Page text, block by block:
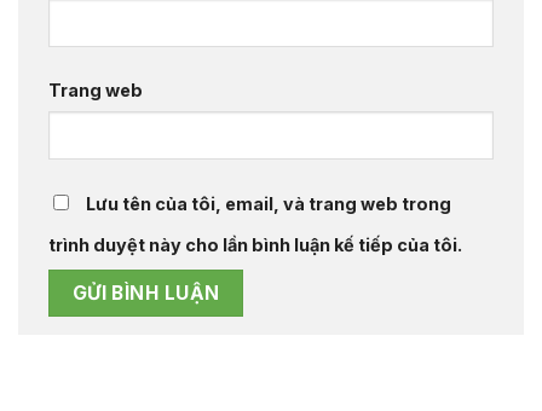
Trang web
Lưu tên của tôi, email, và trang web trong
trình duyệt này cho lần bình luận kế tiếp của tôi.